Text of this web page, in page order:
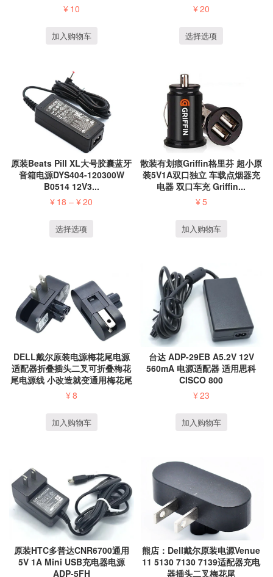
¥ 10
加入购物车
¥20
选择选项
原装Beats Pill XL大号胶囊蓝牙
音箱电源DYS404-120300W
B0514 12V3...
¥ 18 –¥20
选择选项
散装有划痕Griffin格里芬 超小原
装5V1A双口独立 车载点烟器充
电器 双口车充 Griffin...
¥5
加入购物车
DELL戴尔原装电源梅花尾电源
适配器折叠插头二叉可折叠梅花
尾电源线 小改造就变通用梅花尾
笔记本侧插直...
¥8
加入购物车
台达 ADP-29EB A5.2V 12V
560mA 电源适配器 适用思科
CISCO 800
¥23
加入购物车
原装HTC多普达CNR6700通用
5V 1A Mini USB充电器电源
ADP-5FH
熊店：Dell戴尔原装电源Venue
11 5130 7130 7139适配器充电
器插头二叉梅花尾